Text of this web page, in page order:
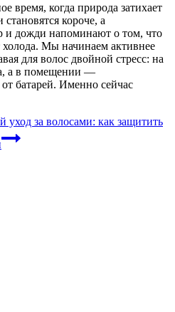
время, когда природа затихает
короче, а
и дожди напоминают о том, что
холода. Мы начинаем активнее
для волос двойной стресс: на
а в помещении —
батарей. Именно сейчас
уход за волосами: как защитить